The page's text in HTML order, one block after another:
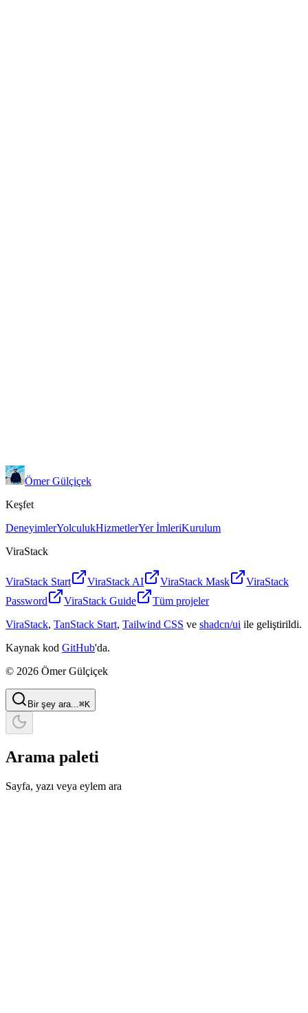
Ömer Gülçiçek
Keşfet
DeneyimlerYolculukHizmetlerYer İmleriKurulum
ViraStack
ViraStack Start ViraStack AI ViraStack Mask
ViraStack
Password
ViraStack Guide
Tüm projeler
ViraStack, TanStack Start, Tailwind CSS ve shadcn/ui ile geliştirildi.
Kaynak kod GitHub'da.
© 2026 Ömer Gülçiçek
Bir şey ara...⌘K
Arama paleti
Sayfa, yazı veya eylem ara